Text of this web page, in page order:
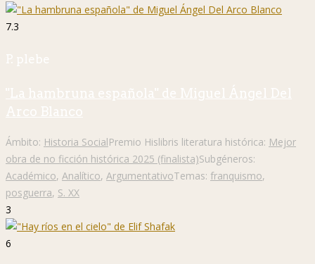
7.3
P. plebe
"La hambruna española" de Miguel Ángel Del
Arco Blanco
Ámbito: Historia SocialPremio Hislibris literatura histórica: Mejor
obra de no ficción histórica 2025 (finalista)Subgéneros:
Académico, Analítico, ArgumentativoTemas: franquismo,
posguerra, S. XX
3
6